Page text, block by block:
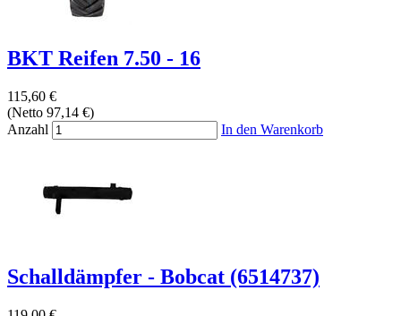
BKT Reifen 7.50 - 16
115,60 €
(Netto 97,14 €)
Anzahl
In den Warenkorb
Schalldämpfer - Bobcat (6514737)